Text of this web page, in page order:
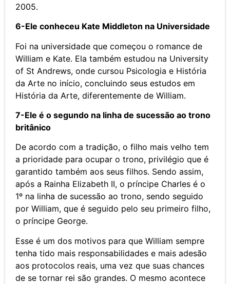
2005.
6-Ele conheceu Kate Middleton na Universidade
Foi na universidade que começou o romance de
William e Kate. Ela também estudou na University
of St Andrews, onde cursou Psicologia e História
da Arte no início, concluindo seus estudos em
História da Arte, diferentemente de William.
7-Ele é o segundo na linha de sucessão ao trono
britânico
De acordo com a tradição, o filho mais velho tem
a prioridade para ocupar o trono, privilégio que é
garantido também aos seus filhos. Sendo assim,
após a Rainha Elizabeth II, o príncipe Charles é o
1º na linha de sucessão ao trono, sendo seguido
por William, que é seguido pelo seu primeiro filho,
o príncipe George.
Esse é um dos motivos para que William sempre
tenha tido mais responsabilidades e mais adesão
aos protocolos reais, uma vez que suas chances
de se tornar rei são grandes. O mesmo acontece